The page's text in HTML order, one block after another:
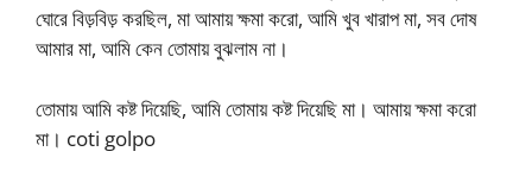
ঘোরে বিড়বিড় করছিল, মা আমায় ক্ষমা করো, আমি খুব খারাপ মা, সব দোষ
আমার মা, আমি কেন তোমায় বুঝলাম না।
তোমায় আমি কষ্ট দিয়েছি, আমি তোমায় কষ্ট দিয়েছি মা। আমায় ক্ষমা করো
মা। coti golpo